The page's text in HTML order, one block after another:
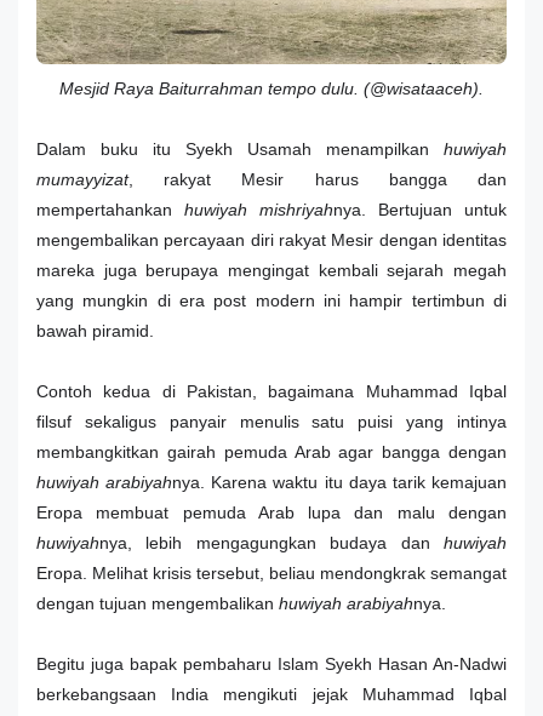
Mesjid Raya Baiturrahman tempo dulu. (@wisataaceh).
Dalam buku itu Syekh Usamah menampilkan huwiyah
mumayyizat, rakyat Mesir harus bangga dan
mempertahankan huwiyah mishriyahnya. Bertujuan untuk
mengembalikan percayaan diri rakyat Mesir dengan identitas
mareka juga berupaya mengingat kembali sejarah megah
yang mungkin di era post modern ini hampir tertimbun di
bawah piramid.
Contoh kedua di Pakistan, bagaimana Muhammad Iqbal
filsuf sekaligus panyair menulis satu puisi yang intinya
membangkitkan gairah pemuda Arab agar bangga dengan
huwiyah arabiyahnya. Karena waktu itu daya tarik kemajuan
Eropa membuat pemuda Arab lupa dan malu dengan
huwiyahnya, lebih mengagungkan budaya dan huwiyah
Eropa. Melihat krisis tersebut, beliau mendongkrak semangat
dengan tujuan mengembalikan huwiyah arabiyahnya.
Begitu juga bapak pembaharu Islam Syekh Hasan An-Nadwi
berkebangsaan India mengikuti jejak Muhammad Iqbal